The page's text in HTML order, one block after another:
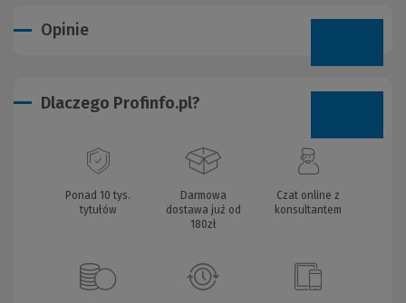
Opinie
Dlaczego Profinfo.pl?
Ponad 10 tys.
tytułów
Darmowa
dostawa już od
180zł
Czat online z
konsultantem